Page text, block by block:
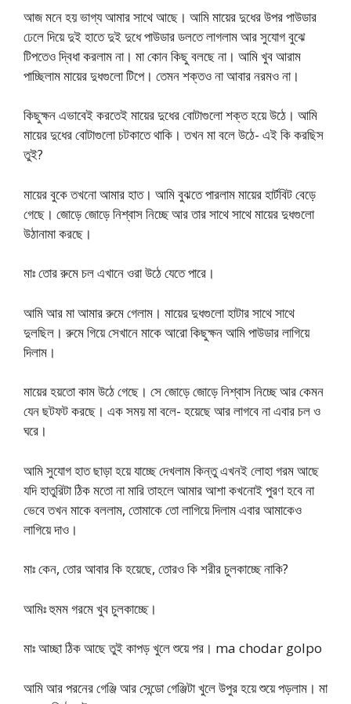
আজ মনে হয় ভাগ্য আমার সাথে আছে। আমি মায়ের দুধের উপর পাউডার
ঢেলে দিয়ে দুই হাতে দুই দুধে পাউডার ডলতে লাগলাম আর সুযোগ বুঝে
টিপতেও দ্বিধা করলাম না। মা কোন কিছু বলছে না। আমি খুব আরাম
পাচ্ছিলাম মায়ের দুধগুলো টিপে। তেমন শক্তও না আবার নরমও না।
কিছুক্ষন এভাবেই করতেই মায়ের দুধের বোটাগুলো শক্ত হয়ে উঠে। আমি
মায়ের দুধের বোটাগুলো চটকাতে থাকি। তখন মা বলে উঠে- এই কি করছিস
তুই?
মায়ের বুকে তখনো আমার হাত। আমি বুঝতে পারলাম মায়ের হার্টবিট বেড়ে
গেছে। জোড়ে জোড়ে নিশ্বাস নিচ্ছে আর তার সাথে সাথে মায়ের দুধগুলো
উঠানামা করছে।
মাঃ তোর রুমে চল এখানে ওরা উঠে যেতে পারে।
আমি আর মা আমার রুমে গেলাম। মায়ের দুধগুলো হাটার সাথে সাথে
দুলছিল। রুমে গিয়ে সেখানে মাকে আরো কিছুক্ষন আমি পাউডার লাগিয়ে
দিলাম।
মায়ের হয়তো কাম উঠে গেছে। সে জোড়ে জোড়ে নিশ্বাস নিচ্ছে আর কেমন
যেন ছটফট করছে। এক সময় মা বলে- হয়েছে আর লাগবে না এবার চল ও
ঘরে।
আমি সুযোগ হাত ছাড়া হয়ে যাচ্ছে দেখলাম কিন্তু এখনই লোহা গরম আছে
যদি হাতুরিটা ঠিক মতো না মারি তাহলে আমার আশা কখনোই পুরণ হবে না
ভেবে তখন মাকে বললাম, তোমাকে তো লাগিয়ে দিলাম এবার আমাকেও
লাগিয়ে দাও।
মাঃ কেন, তোর আবার কি হয়েছে, তোরও কি শরীর চুলকাচ্ছে নাকি?
আমিঃ হুমম গরমে খুব চুলকাচ্ছে।
মাঃ আচ্ছা ঠিক আছে তুই কাপড় খুলে শুয়ে পর। ma chodar golpo
আমি আর পরনের গেঞ্জি আর সেন্ডো গেঞ্জিটা খুলে উপুর হয়ে শুয়ে পড়লাম। মা